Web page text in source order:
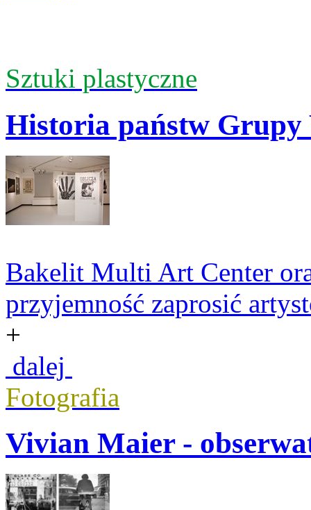
Sztuki plastyczne
Historia państw Grupy
Bakelit Multi Art Center
przyjemność zaprosić
+
dalej
Fotografia
Vivian Maier -